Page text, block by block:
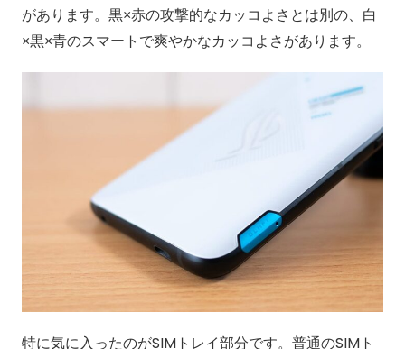
があります。黒×赤の攻撃的なカッコよさとは別の、白
×黒×青のスマートで爽やかなカッコよさがあります。
特に気に入ったのがSIMトレイ部分です。普通のSIMト